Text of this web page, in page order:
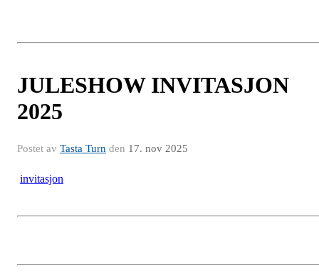
JULESHOW INVITASJON
2025
Postet av Tasta Turn den 17. nov 2025
invitasjon